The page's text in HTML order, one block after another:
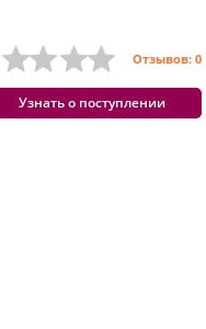
Отзывов: 0
Узнать о поступлении